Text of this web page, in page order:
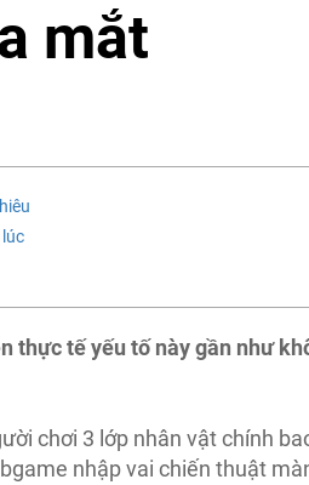
mắt
thực tế yếu tố này gần như
chơi 3 lớp nhân vật chính
nhập vai chiến thuật